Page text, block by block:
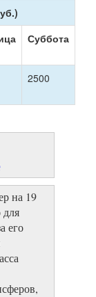
Суббота
2500
на 19
его